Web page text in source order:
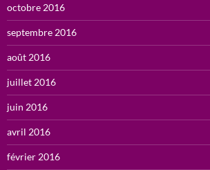
octobre 2016
septembre 2016
août 2016
juillet 2016
juin 2016
avril 2016
février 2016